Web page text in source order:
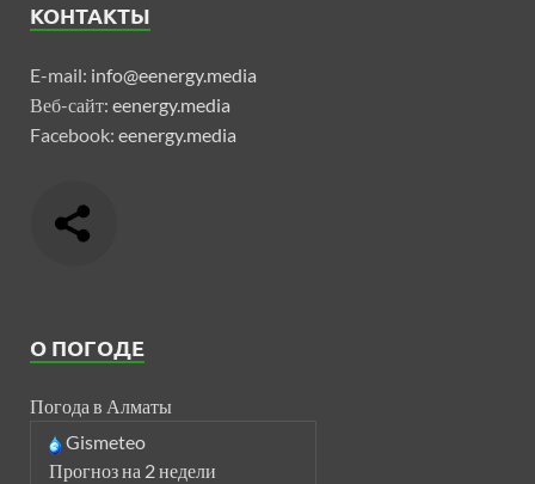
КОНТАКТЫ
E-mail: info@eenergy.media
Веб-сайт: eenergy.media
Facebook: eenergy.media
О ПОГОДЕ
Погода в Алматы
Gismeteo
Прогноз на 2 недели